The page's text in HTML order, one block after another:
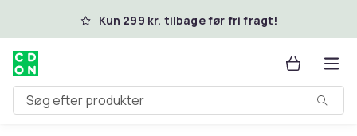
Spring til hovedindhold
Kun 299 kr. tilbage før fri fragt!
Søg efter produkter